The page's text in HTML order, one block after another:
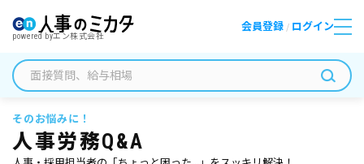
powered byエン株式会社
会員登録 / ログイン
そのお悩みに！
人事労務Q&A